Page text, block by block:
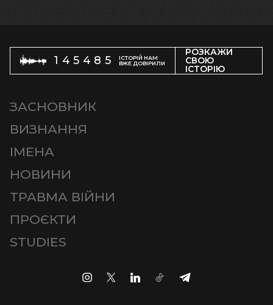
145485
ІСТОРІЙ НАМ
ВЖЕ ДОВІРИЛИ
РОЗКАЖИ
СВОЮ
ІСТОРІЮ
ЗАСНОВНИК
ВИЗНАННЯ
ІМЕНА
НОВИНИ
ТРАВМА ВІЙНИ
ПРОЄКТИ
STUDIES